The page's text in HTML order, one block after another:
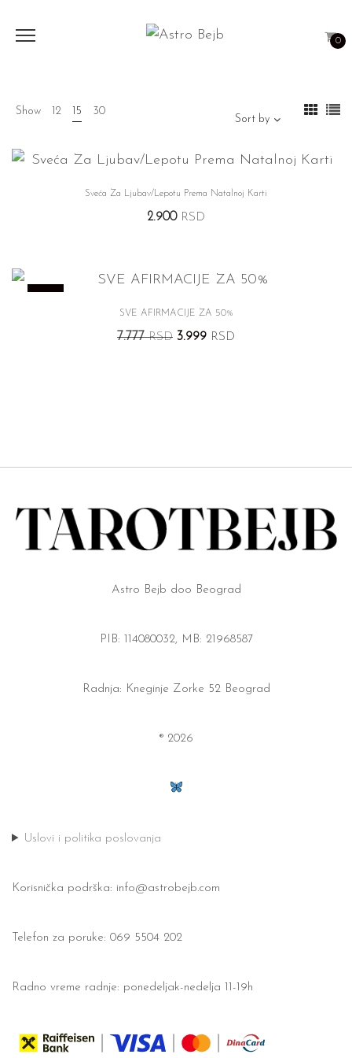
0
Show 12 15 30
Sort by
Sveća Za Ljubav/Lepotu Prema Natalnoj Karti
2.900 RSD
SVE AFIRMACIJE ZA 50%
7.777RSD Original
3.999 RSD
Astro Bejb doo Beograd
PIB: 114080032, MB: 21968587
Radnja: Kneginje Zorke 52 Beograd
® 2026
Uslovi i politika poslovanja
Korisnička podrška: info@astrobejb.com
Telefon za poruke: 069 5504 202
Radno vreme radnje: ponedeljak-nedelja 11-19h